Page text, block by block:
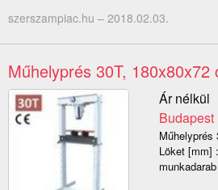
szerszampiac.hu – 2018.02.03.
Műhelyprés 30T, 180x80x72
Ár nélkül
Budapest
Műhelyprés
Löket [mm]